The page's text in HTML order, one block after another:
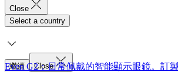
Close
Select a country
繼續 Close
Even G2：日常佩戴的智能顯示眼鏡。 訂